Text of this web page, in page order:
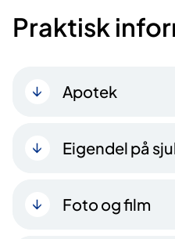
Praktisk
Apotek
Eigendel på
Foto og film